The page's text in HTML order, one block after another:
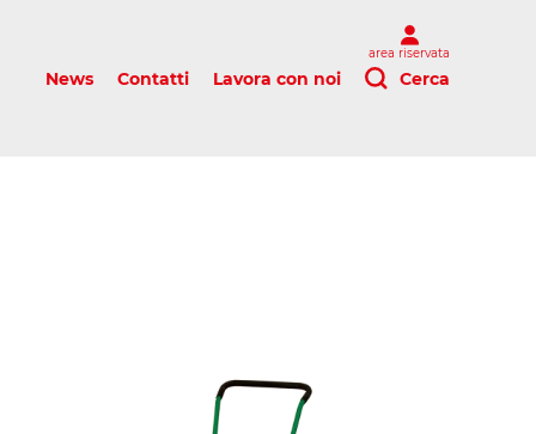
News Contatti Lavora con noi Cerca
area riservata